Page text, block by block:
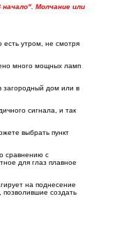
Молчание или
есть утром, не смотря
много мощных ламп
загородный дом или в
сигнала, и так
выбрать пункт
сравнению с
для глаз плавное
на поднесение
позволившие создать